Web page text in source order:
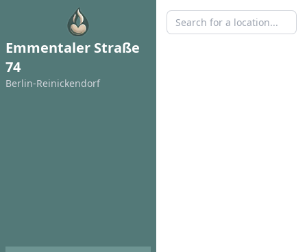
Emmentaler Straße
74
Berlin-Reinickendorf